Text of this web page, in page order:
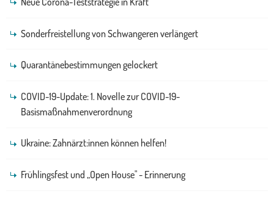
Sonderfreistellung von Schwangeren verlängert
Quarantänebestimmungen gelockert
COVID-19-Update: 1. Novelle zur COVID-19-
Basismaßnahmenverordnung
Ukraine: Zahnärzt:innen können helfen!
Frühlingsfest und „Open House" - Erinnerung